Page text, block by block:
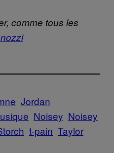
comme tous les
Jordan
Noisey Noisey
t-pain Taylor